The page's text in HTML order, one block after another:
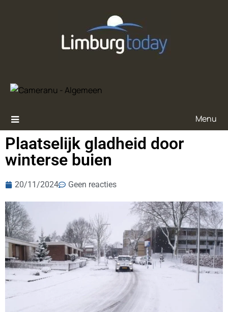
Menu
Plaatselijk gladheid door
winterse buien
20/11/2024 Geen reacties